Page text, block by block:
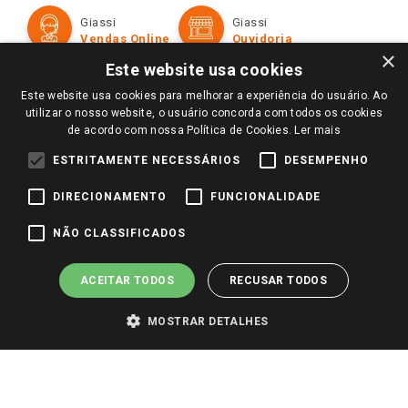
Televendas
Perguntas frequentes
Trabalhe Conosco
Identidade Visual
Formas de Pagamento
Políticas de entrega
Trocas e Devoluções
Giassi
Vendas Online
Giassi
Ouvidoria
Redes Sociais
Pagamento e Segurança
×
Este website usa cookies
Este website usa cookies para melhorar a experiência do usuário. Ao
utilizar o nosso website, o usuário concorda com todos os cookies
de acordo com nossa Política de Cookies. Ler mais
ESTRITAMENTE NECESSÁRIOS DESEMPENHO
DIRECIONAMENTO FUNCIONALIDADE
NÃO CLASSIFICADOS
ACEITAR TODOS RECUSAR TODOS
MOSTRAR DETALHES